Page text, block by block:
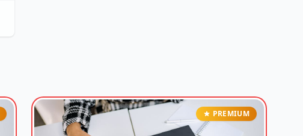
PREMIUM